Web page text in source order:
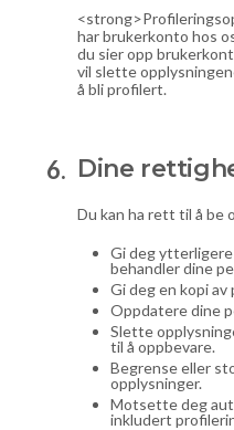
har brukerkonto hos
du sier opp
vil slette
å bli profilert.
Dine
Du kan ha rett til å be
Gi deg
behandler dine
Gi deg en kopi
Oppdatere dine
Slette
til å oppbevare.
Begrense eller
opplysninger.
Motsette deg
inkludert